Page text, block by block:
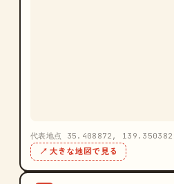
代表地点 35.408872, 139.350382
↗ 大きな地図で見る